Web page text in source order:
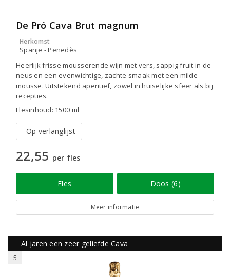
De Pró Cava Brut magnum
Herkomst
Spanje - Penedès
Heerlijk frisse mousserende wijn met vers, sappig fruit in de
neus en een evenwichtige, zachte smaak met een milde
mousse. Uitstekend aperitief, zowel in huiselijke sfeer als bij
recepties.
Flesinhoud: 1500 ml
Op verlanglijst
22,55 per fles
Fles Doos (6)
Meer informatie
Al jaren een zeer geliefde Cava
5